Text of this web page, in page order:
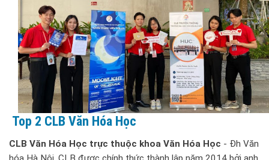
Top 2 CLB Văn Hóa Học
CLB Văn Hóa Học trực thuộc khoa Văn Hóa Học - Đh Văn